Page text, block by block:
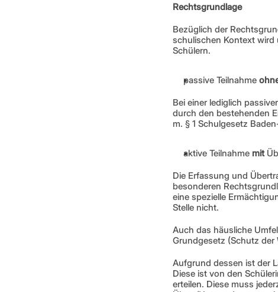
Rechtsgrundlage
Bezüglich der
schulischen Kontext wird
Schülern.
passive Teilnahme
Bei einer lediglich
durch den bestehenden
m. § 1 Schulgesetz
aktive Teilnahme mit
Die Erfassung und
besonderen
eine spezielle
Stelle nicht.
Auch das häusliche
Grundgesetz (Schutz
Aufgrund dessen ist der
Diese ist von den
erteilen. Diese muss